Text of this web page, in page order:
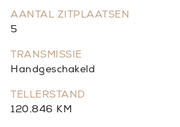
AANTAL ZITPLAATSEN
5
TRANSMISSIE
Handgeschakeld
TELLERSTAND
120.846 KM